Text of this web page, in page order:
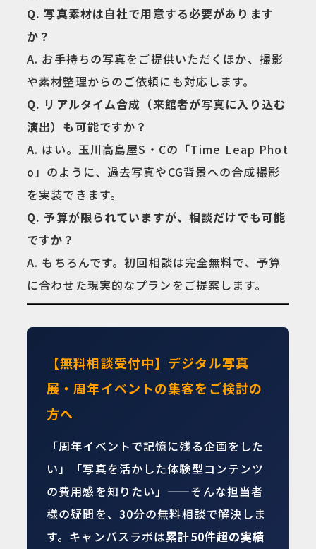
Q. 写真素材は自社で用意する必要があります
か？
A. お手持ちの写真をご提供いただくほか、撮影
や素材整理からのご依頼にも対応します。
Q. リアルタイム合成（来館者が写真に入り込む
演出）も可能ですか？
A. はい。玉川高島屋S・Cの「Time Leap Phot
o」のように、過去写真やCG背景への合成撮影
を実装できます。
Q. 予算が限られていますが、相談だけでも可能
ですか？
A. もちろんです。初回相談は完全無料で、予算
に合わせた現実的なプランをご提案します。
【無料相談受付中】デジタル写真
展・周年イベントの集客をご検討の
方へ
「周年イベントで記憶に残る企画をした
い」「写真を活かした体験型コンテンツ
の費用感を知りたい」——そんな担当者
様の疑問を、30分の無料相談で解決しま
す。キャンバスラボは累計50件超の実績